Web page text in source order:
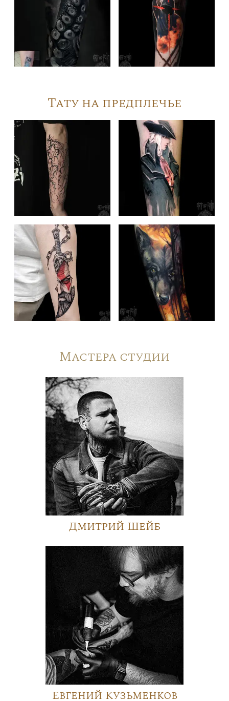
Тату на предплечье
Мастера студии
Дмитрий Шейб
Евгений Кузьменков